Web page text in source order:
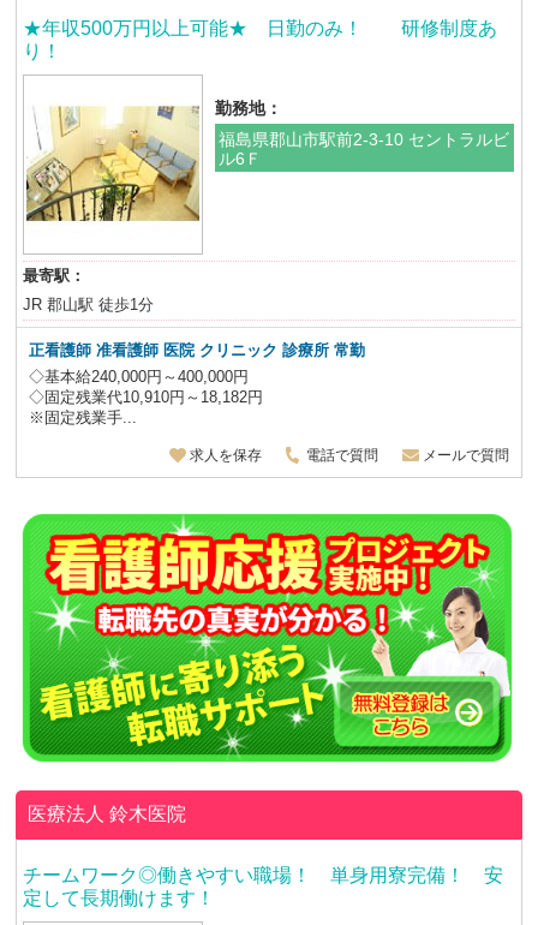
★年収500万円以上可能★ 日勤のみ！ 研修制度あ
り！
勤務地：
福島県郡山市駅前2-3-10 セントラルビ
ル6Ｆ
最寄駅：
JR 郡山駅 徒歩1分
正看護師 准看護師 医院 クリニック 診療所 常勤
◇基本給240,000円～400,000円
◇固定残業代10,910円～18,182円
※固定残業手...
求人を保存 電話で質問 メールで質問
医療法人鈴木医院
チームワーク◎働きやすい職場！ 単身用寮完備！ 安
定して長期働けます！